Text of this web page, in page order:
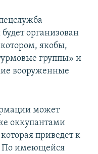
организован
якобы,
группы» и
вооруженные
может
оккупантами
приведет к
По имеющейся